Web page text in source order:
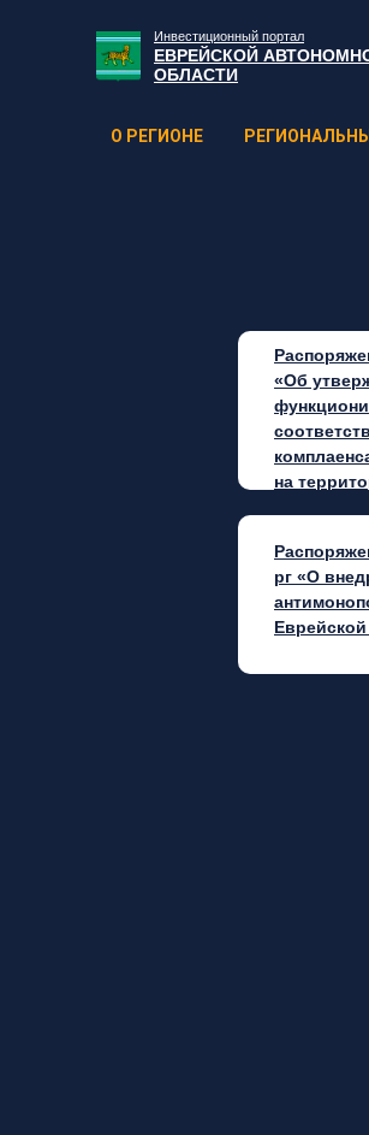
Инвестиционный портал
ЕВРЕЙСКОЙ
ОБЛАСТИ
О РЕГИОНЕ
«Об
на
рг «О